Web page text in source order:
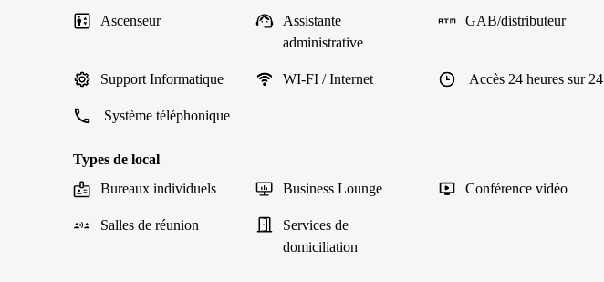
Ascenseur
Assistante
administrative
GAB/distributeur
Support Informatique WI-FI / Internet Accès 24 heures sur 24
Système téléphonique
Types de local
Bureaux individuels
Business Lounge Conférence vidéo
Salles de réunion
Services de
domiciliation